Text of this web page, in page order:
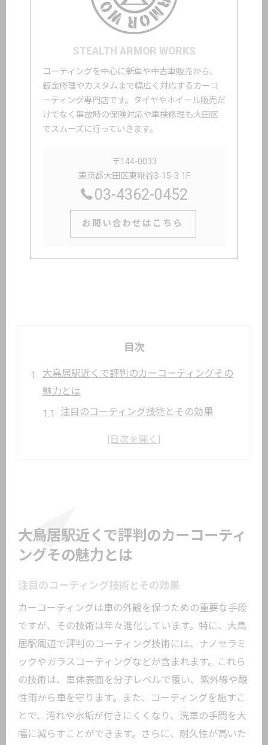
STEALTH ARMOR WORKS
コーティングを中心に新車や中古車販売から、
鈑金修理やカスタムまで幅広く対応するカーコ
ーティング専門店です。タイヤやホイール販売だ
けでなく事故時の保険対応や車検修理も大田区
でスムーズに行っていきます。
〒144-0033
東京都大田区東糀谷3-15-3 1F
03-4362-0452
お問い合わせはこちら
目次
大鳥居駅近くで評判のカーコーティングその
魅力とは
注目のコーティング技術とその効果
ユーザーからの高評価の理由とは
カーコーティング選びの基準大鳥居駅周辺で
のポイント
価格以上の価値を見極めるには
評判の良い業者の特徴
施工前に確認すべきポイント
自分の車に合ったコーティングの見つけ
口コミを活用した選び方
愛車を守るカーコーティングの持続性とその
効果
大鳥居駅近くで評判のカーコーティ
ングその魅力とは
注目のコーティング技術とその効果
カーコーティングは車の外観を保つための重要な手段
ですが、その技術は年々進化しています。特に、大鳥
居駅周辺で評判のコーティング技術には、ナノセラミ
ックやガラスコーティングなどが含まれます。これら
の技術は、車体表面を分子レベルで覆い、紫外線や酸
性雨から車を守ります。また、コーティングを施すこ
とで、汚れや水垢が付きにくくなり、洗車の手間を大
幅に減らすことができます。さらに、耐久性が高いた